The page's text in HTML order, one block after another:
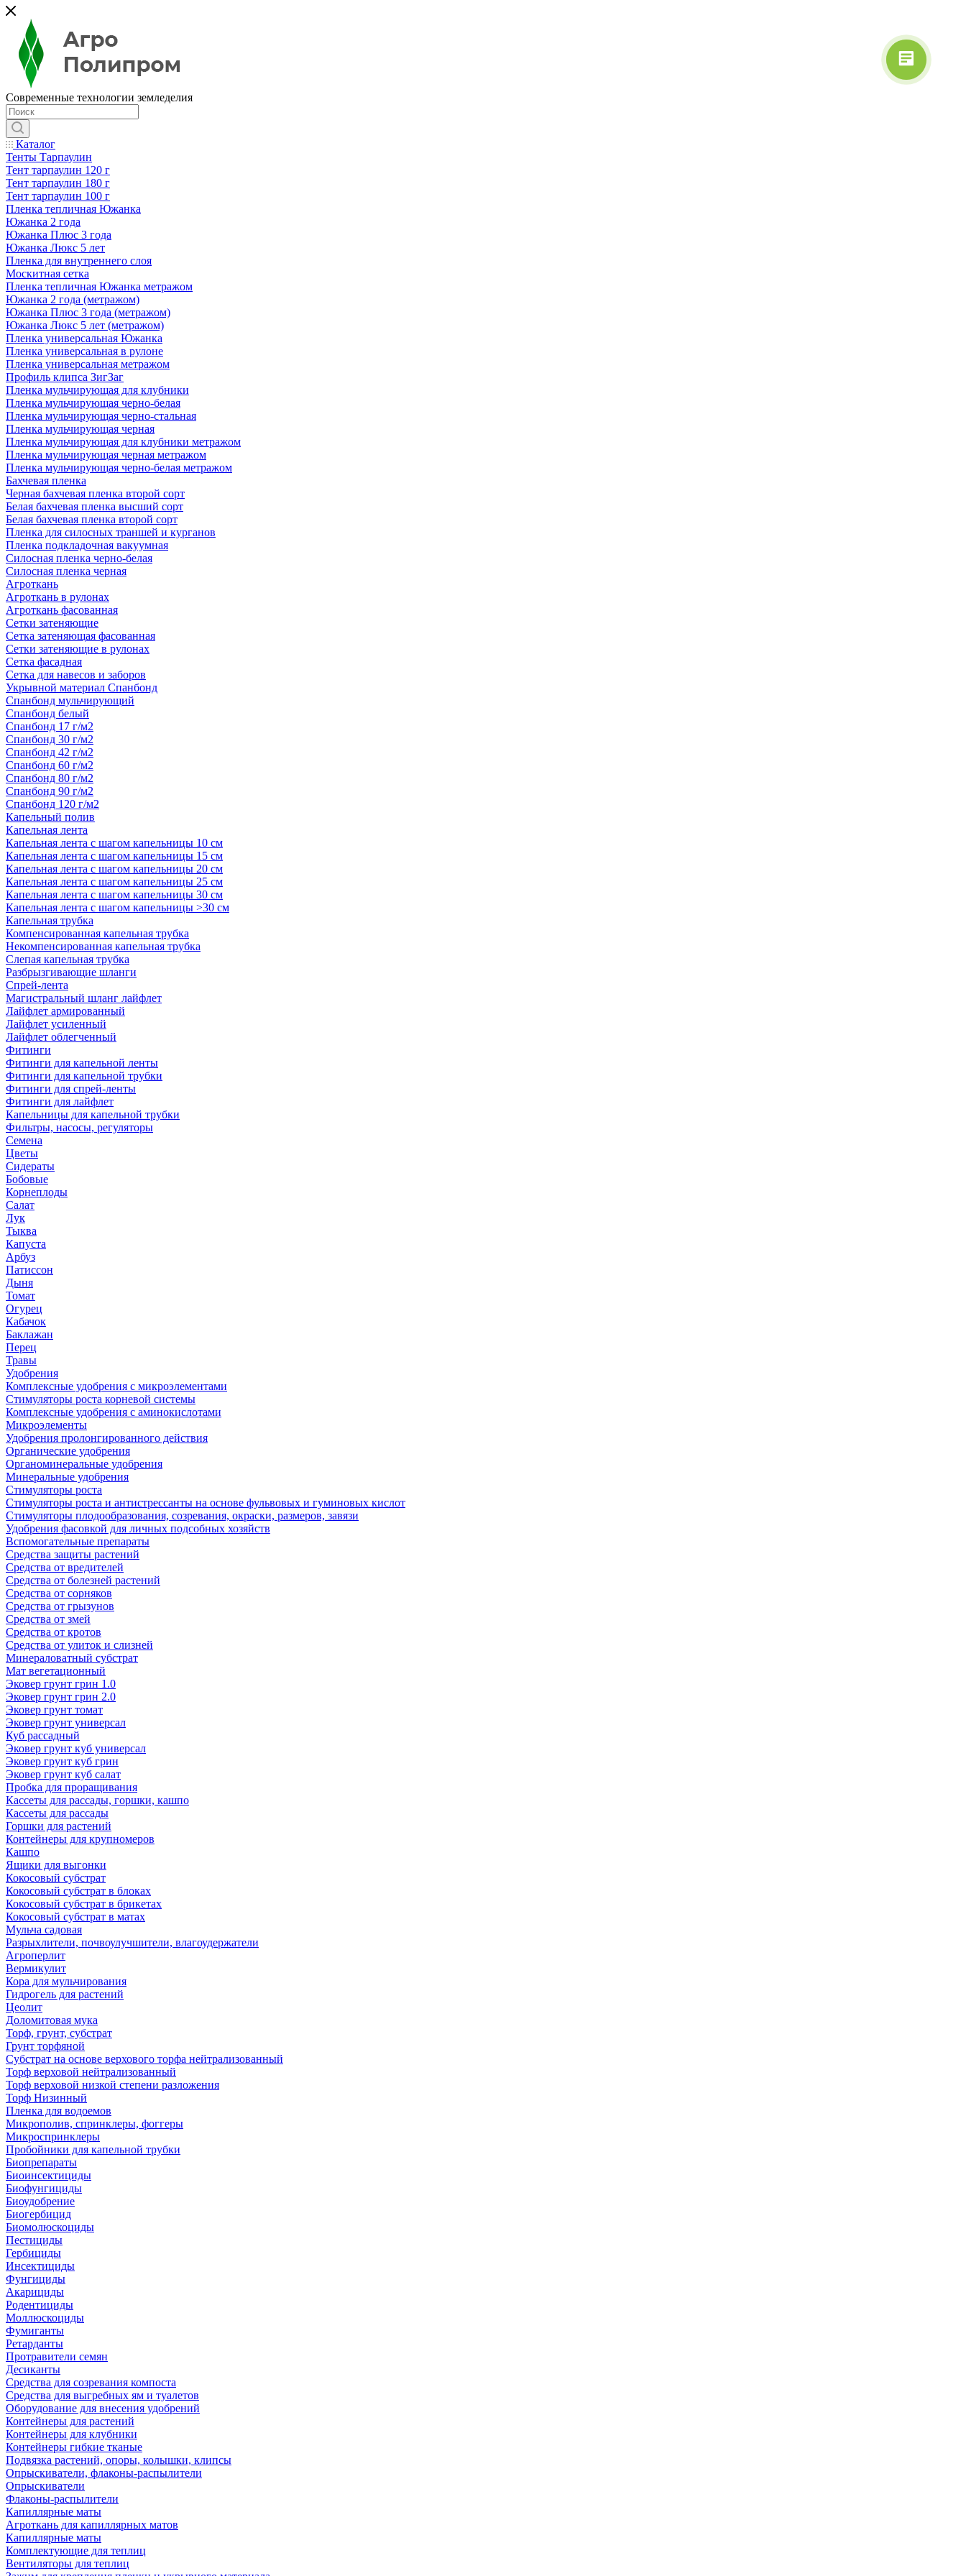
Современные технологии земледелия
Каталог
Тенты Тарпаулин
Тент тарпаулин 120 г
Тент тарпаулин 180 г
Тент тарпаулин 100 г
Пленка тепличная Южанка
Южанка 2 года
Южанка Плюс 3 года
Южанка Люкс 5 лет
Пленка для внутреннего слоя
Москитная сетка
Пленка тепличная Южанка метражом
Южанка 2 года (метражом)
Южанка Плюс 3 года (метражом)
Южанка Люкс 5 лет (метражом)
Пленка универсальная Южанка
Пленка универсальная в рулоне
Пленка универсальная метражом
Профиль клипса ЗигЗаг
Пленка мульчирующая для клубники
Пленка мульчирующая черно-белая
Пленка мульчирующая черно-стальная
Пленка мульчирующая черная
Пленка мульчирующая для клубники метражом
Пленка мульчирующая черная метражом
Пленка мульчирующая черно-белая метражом
Бахчевая пленка
Черная бахчевая пленка второй сорт
Белая бахчевая пленка высший сорт
Белая бахчевая пленка второй сорт
Пленка для силосных траншей и курганов
Пленка подкладочная вакуумная
Силосная пленка черно-белая
Силосная пленка черная
Агроткань
Агроткань в рулонах
Агроткань фасованная
Сетки затеняющие
Сетка затеняющая фасованная
Сетки затеняющие в рулонах
Сетка фасадная
Сетка для навесов и заборов
Укрывной материал Спанбонд
Спанбонд мульчирующий
Спанбонд белый
Спанбонд 17 г/м2
Спанбонд 30 г/м2
Спанбонд 42 г/м2
Спанбонд 60 г/м2
Спанбонд 80 г/м2
Спанбонд 90 г/м2
Спанбонд 120 г/м2
Капельный полив
Капельная лента
Капельная лента с шагом капельницы 10 см
Капельная лента с шагом капельницы 15 см
Капельная лента с шагом капельницы 20 см
Капельная лента с шагом капельницы 25 см
Капельная лента с шагом капельницы 30 см
Капельная лента с шагом капельницы >30 см
Капельная трубка
Компенсированная капельная трубка
Некомпенсированная капельная трубка
Слепая капельная трубка
Разбрызгивающие шланги
Спрей-лента
Магистральный шланг лайфлет
Лайфлет армированный
Лайфлет усиленный
Лайфлет облегченный
Фитинги
Фитинги для капельной ленты
Фитинги для капельной трубки
Фитинги для спрей-ленты
Фитинги для лайфлет
Капельницы для капельной трубки
Фильтры, насосы, регуляторы
Семена
Цветы
Сидераты
Бобовые
Корнеплоды
Салат
Лук
Тыква
Капуста
Арбуз
Патиссон
Дыня
Томат
Огурец
Кабачок
Баклажан
Перец
Травы
Удобрения
Комплексные удобрения с микроэлементами
Стимуляторы роста корневой системы
Комплексные удобрения с аминокислотами
Микроэлементы
Удобрения пролонгированного действия
Органические удобрения
Органоминеральные удобрения
Минеральные удобрения
Стимуляторы роста
Стимуляторы роста и антистрессанты на основе фульвовых и гуминовых кислот
Стимуляторы плодообразования, созревания, окраски, размеров, завязи
Удобрения фасовкой для личных подсобных хозяйств
Вспомогательные препараты
Средства защиты растений
Средства от вредителей
Средства от болезней растений
Средства от сорняков
Средства от грызунов
Средства от змей
Средства от кротов
Средства от улиток и слизней
Минераловатный субстрат
Мат вегетационный
Эковер грунт грин 1.0
Эковер грунт грин 2.0
Эковер грунт томат
Эковер грунт универсал
Куб рассадный
Эковер грунт куб универсал
Эковер грунт куб грин
Эковер грунт куб салат
Пробка для проращивания
Кассеты для рассады, горшки, кашпо
Кассеты для рассады
Горшки для растений
Контейнеры для крупномеров
Кашпо
Ящики для выгонки
Кокосовый субстрат
Кокосовый субстрат в блоках
Кокосовый субстрат в брикетах
Кокосовый субстрат в матах
Мульча садовая
Разрыхлители, почвоулучшители, влагоудержатели
Агроперлит
Вермикулит
Кора для мульчирования
Гидрогель для растений
Цеолит
Доломитовая мука
Торф, грунт, субстрат
Грунт торфяной
Субстрат на основе верхового торфа нейтрализованный
Торф верховой нейтрализованный
Торф верховой низкой степени разложения
Торф Низинный
Пленка для водоемов
Микрополив, спринклеры, фоггеры
Микроспринклеры
Пробойники для капельной трубки
Биопрепараты
Биоинсектициды
Биофунгициды
Биоудобрение
Биогербицид
Биомолюскоциды
Пестициды
Гербициды
Инсектициды
Фунгициды
Акарициды
Родентициды
Моллюскоциды
Фумиганты
Ретарданты
Протравители семян
Десиканты
Средства для созревания компоста
Средства для выгребных ям и туалетов
Оборудование для внесения удобрений
Контейнеры для растений
Контейнеры для клубники
Контейнеры гибкие тканые
Подвязка растений, опоры, колышки, клипсы
Опрыскиватели, флаконы-распылители
Опрыскиватели
Флаконы-распылители
Капиллярные маты
Агроткань для капиллярных матов
Капиллярные маты
Комплектующие для теплиц
Вентиляторы для теплиц